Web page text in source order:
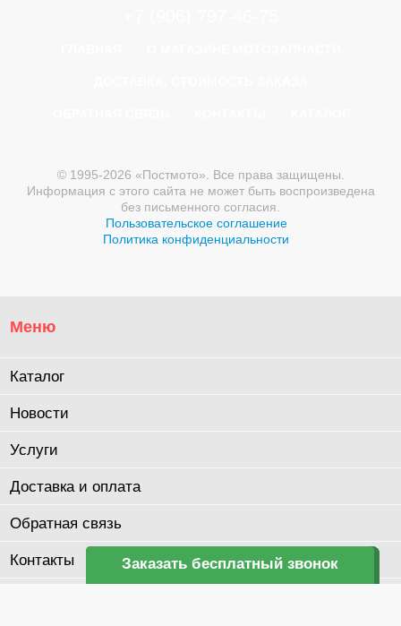
Заказать бесплатный звонок
© 1995-2026 «Постмото». Все права защищены.
Информация с этого сайта не может быть воспроизведена
без письменного согласия.
Пользовательское соглашение
Политика конфиденциальности
Меню
Каталог
Новости
Услуги
Доставка и оплата
Обратная связь
Контакты Заказать бесплатный звонок